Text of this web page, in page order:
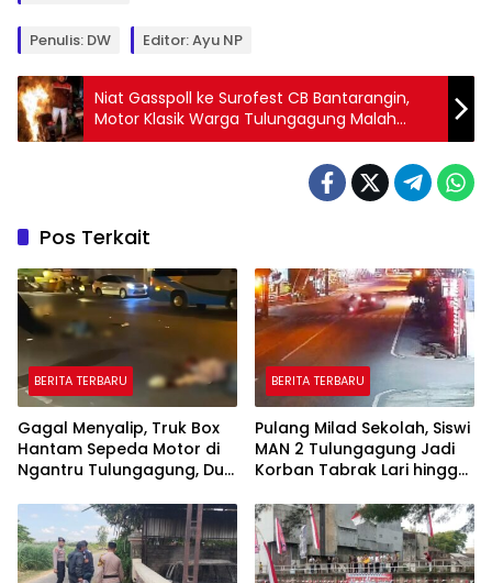
Penulis: DW Editor: Ayu NP
Niat Gasspoll ke Surofest CB Bantarangin,
Motor Klasik Warga Tulungagung Malah
Ludes Terbakar di Ponorogo
Pos Terkait
BERITA TERBARU
Gagal Menyalip, Truk Box
Hantam Sepeda Motor di
Ngantru Tulungagung, Dua
Meninggal Dunia
BERITA TERBARU
Pulang Milad Sekolah, Siswi
MAN 2 Tulungagung Jadi
Korban Tabrak Lari hingga